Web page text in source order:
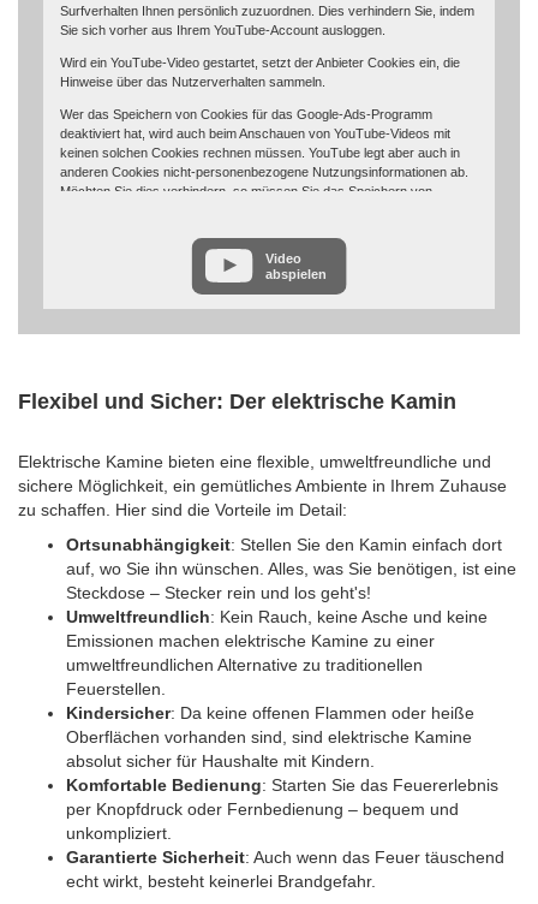
Surfverhalten Ihnen persönlich zuzuordnen. Dies verhindern Sie, indem
Sie sich vorher aus Ihrem YouTube-Account ausloggen.
Wird ein YouTube-Video gestartet, setzt der Anbieter Cookies ein, die
Hinweise über das Nutzerverhalten sammeln.
Wer das Speichern von Cookies für das Google-Ads-Programm
deaktiviert hat, wird auch beim Anschauen von YouTube-Videos mit
keinen solchen Cookies rechnen müssen. YouTube legt aber auch in
anderen Cookies nicht-personenbezogene Nutzungsinformationen ab.
Möchten Sie dies verhindern, so müssen Sie das Speichern von
Weitere Informationen zum Datenschutz bei „YouTube“ finden Sie in der
Datenschutzerklärung des Anbieters unter:
https://www.google.de/intl/de/policies/privacy/
Video
abspielen
Flexibel und Sicher: Der elektrische Kamin
Elektrische Kamine bieten eine flexible, umweltfreundliche und
sichere Möglichkeit, ein gemütliches Ambiente in Ihrem Zuhause
zu schaffen. Hier sind die Vorteile im Detail:
Ortsunabhängigkeit: Stellen Sie den Kamin einfach dort
auf, wo Sie ihn wünschen. Alles, was Sie benötigen, ist eine
Steckdose – Stecker rein und los geht's!
Umweltfreundlich: Kein Rauch, keine Asche und keine
Emissionen machen elektrische Kamine zu einer
umweltfreundlichen Alternative zu traditionellen
Feuerstellen.
Kindersicher: Da keine offenen Flammen oder heiße
Oberflächen vorhanden sind, sind elektrische Kamine
absolut sicher für Haushalte mit Kindern.
Komfortable Bedienung: Starten Sie das Feuererlebnis
per Knopfdruck oder Fernbedienung – bequem und
unkompliziert.
Garantierte Sicherheit: Auch wenn das Feuer täuschend
echt wirkt, besteht keinerlei Brandgefahr.